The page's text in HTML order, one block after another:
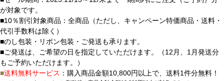
が対象です。
■10％割引対象商品：全商品（ただし、キャンペーン特価商品・送料・
代引手数料は除く）
■のし包装・リボン包装・ご発送も承ります。
■ご発送は、ご希望の日を指定していただけます。（12月、1月発送分
もご予約いただけます。）
■送料無料サービス ：購入商品金額10,800円以上で、送料1件分無料！